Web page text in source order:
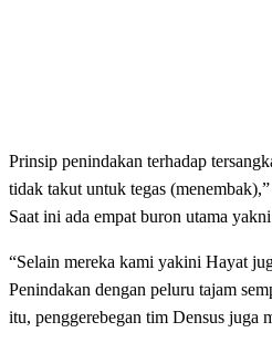
Prinsip penindakan terhadap
tidak takut untuk tegas
Saat ini ada empat buron utama
“Selain mereka kami yakini Hayat
Penindakan dengan peluru tajam
itu, penggerebegan tim Densus juga